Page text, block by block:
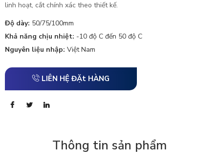
linh hoạt, cắt chính xác theo thiết kế.
Độ dày: 50/75/100mm
Khả năng chịu nhiệt: -10 độ C đến 50 độ C
Nguyên liệu nhập: Việt Nam
LIÊN HỆ ĐẶt HÀNG
Thông tin sản phẩm